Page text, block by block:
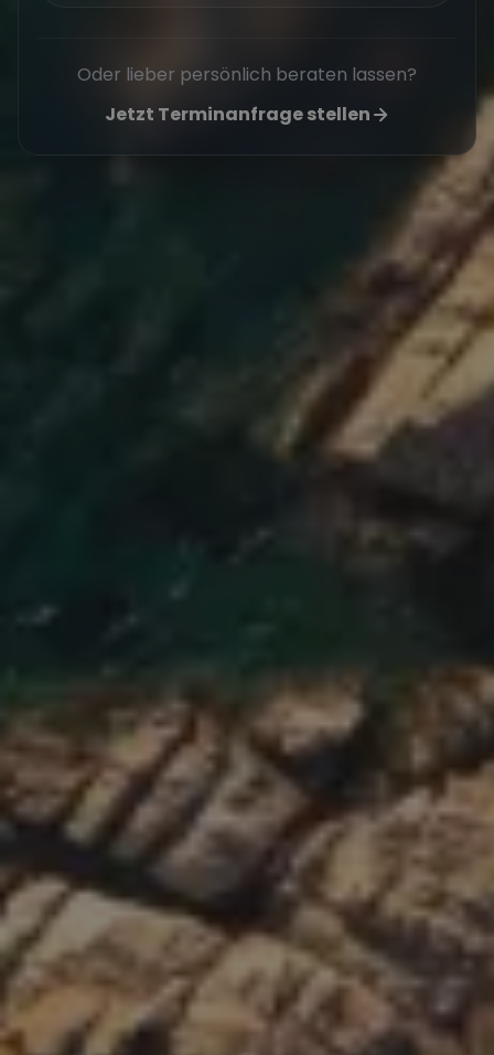
Oder lieber persönlich beraten lassen?
Jetzt Terminanfrage stellen